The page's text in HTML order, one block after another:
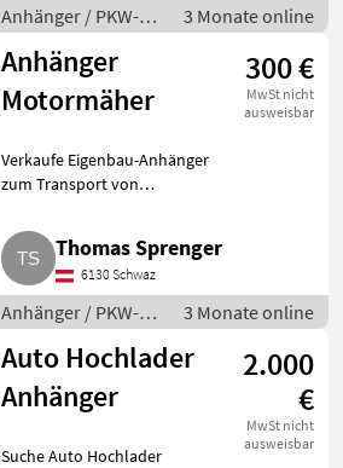
Anhänger / PKW-
Anhänger
3 Monate online
Anhänger
Motormäher
300 €
MwSt nicht
ausweisbar
Verkaufe Eigenbau-Anhänger
zum Transport von
Straßenzulassung, 12 V
Lichtanlage. Anhänger PKW-
Anhänger
Thomas Sprenger
6130 Schwaz
Anhänger / PKW-
Anhänger
3 Monate online
Auto Hochlader
Anhänger
2.000
€
MwSt nicht
ausweisbar
Suche Auto Hochlader